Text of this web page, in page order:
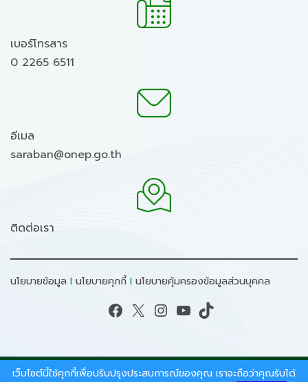
เบอร์โทรสาร
0 2265 6511
อีเมล
saraban@onep.go.th
ติดต่อเรา
นโยบายข้อมูล I นโยบายคุกกี้ I นโยบายคุ้มครองข้อมูลส่วนบุคคล
Facebook X Instagram YouTube TikTok
สงวนลิขสิทธิ์ © 2026 - สำนักงานนโยบายและแผน
เว็บไซต์นี้ใช้คุกกี้เพื่อปรับปรุงประสบการณ์ของคุณ เราจะถือว่าคุณรับได้